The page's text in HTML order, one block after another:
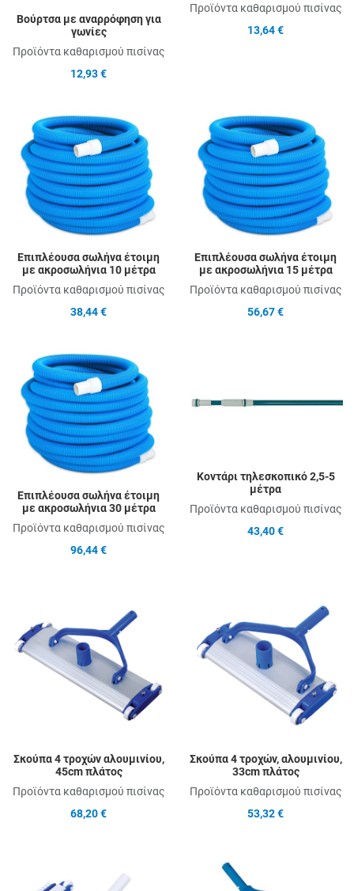
Βούρτσα με αναρρόφηση για
γωνίες
Προϊόντα καθαρισμού πισίνας
12,93 €
Προϊόντα καθαρισμού πισίνας
13,64 €
Add to Wishlist
Add to Compare
Quick View
Επιπλέουσα σωλήνα έτοιμη
με ακροσωλήνια 10 μέτρα
Προϊόντα καθαρισμού πισίνας
38,44 €
Επιπλέουσα σωλήνα έτοιμη
με ακροσωλήνια 15 μέτρα
Προϊόντα καθαρισμού πισίνας
56,67 €
Add to Compare
Επιπλέουσα σωλήνα έτοιμη
με ακροσωλήνια 30 μέτρα
Προϊόντα καθαρισμού πισίνας
96,44 €
Κοντάρι τηλεσκοπικό 2,5-5
μέτρα
Προϊόντα καθαρισμού πισίνας
43,40 €
Add to Compare
Quick View
Σκούπα 4 τροχών αλουμινίου,
45cm πλάτος
Προϊόντα καθαρισμού πισίνας
68,20 €
Σκούπα 4 τροχών, αλουμινίου,
33cm πλάτος
Προϊόντα καθαρισμού πισίνας
53,32 €
Add to Wishlist